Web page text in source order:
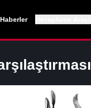
Haberler